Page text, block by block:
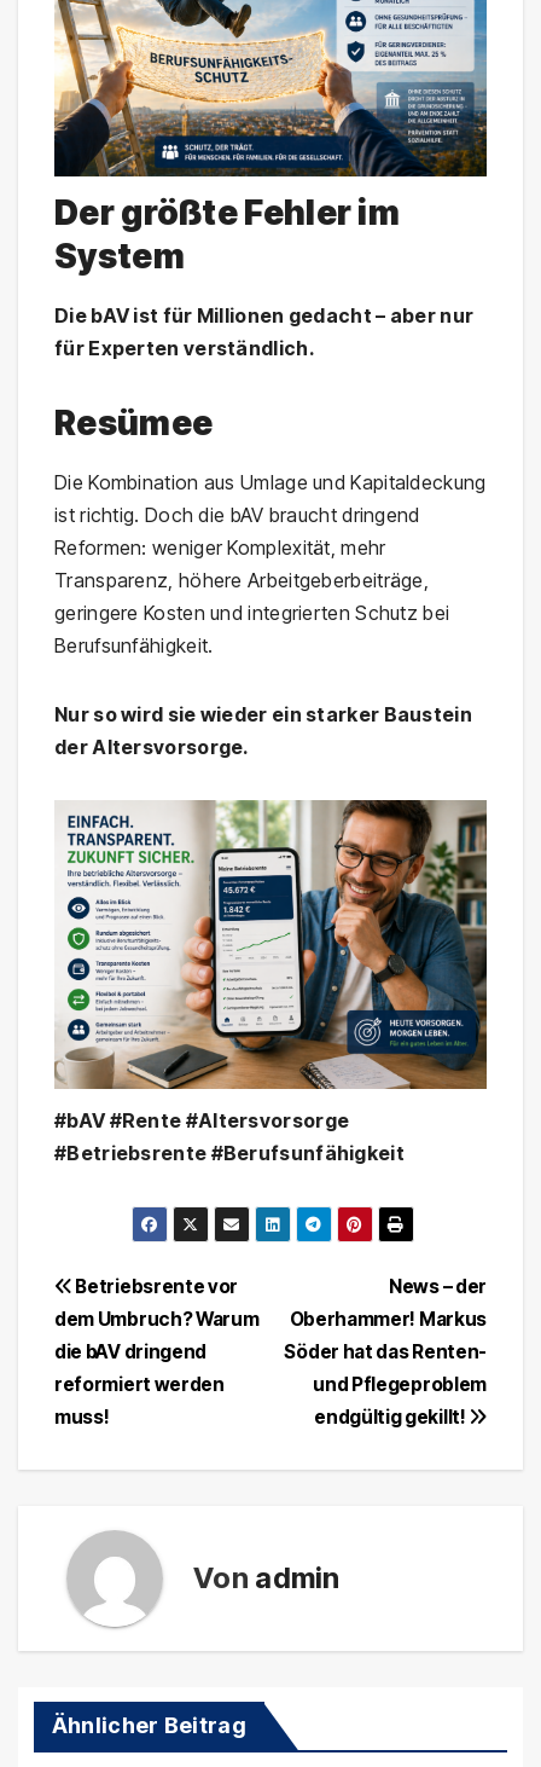
Der größte Fehler im
System
Die bAV ist für Millionen gedacht – aber nur
für Experten verständlich.
Resümee
Die Kombination aus Umlage und Kapitaldeckung
ist richtig. Doch die bAV braucht dringend
Reformen: weniger Komplexität, mehr
Transparenz, höhere Arbeitgeberbeiträge,
geringere Kosten und integrierten Schutz bei
Berufsunfähigkeit.
Nur so wird sie wieder ein starker Baustein
der Altersvorsorge.
#bAV #Rente #Altersvorsorge
#Betriebsrente #Berufsunfähigkeit
BeitragsnavigationNews – der
Oberhammer! Markus
Söder hat das Renten-
und Pflegeproblem
endgültig gekillt!
Betriebsrente vor
dem Umbruch? Warum
die bAV dringend
reformiert werden
muss!
Von admin
Ähnlicher Beitrag
Das Rentenwerk
Direktversicherung
Dokumentenordner